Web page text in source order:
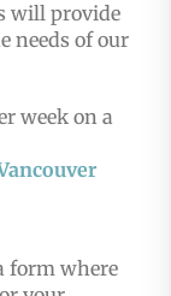
will provide
needs of our
week on a
form where